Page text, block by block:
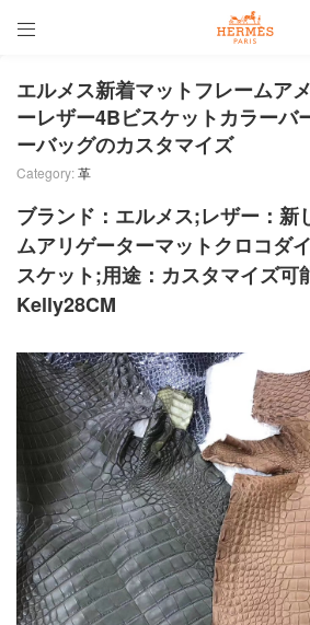

エルメス新着マットフレームア
ーレザー4Bビスケットカラーバ
ーバッグのカスタマイズ
Category:革
ブランド：エルメス;レザー：新
ムアリゲーターマットクロコダ
スケット;用途：カスタマイズ
Kelly28CM